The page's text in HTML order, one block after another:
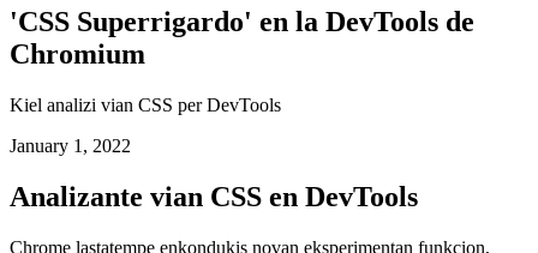
'CSS Superrigardo' en la DevTools de
Chromium
Kiel analizi vian CSS per DevTools
January 1, 2022